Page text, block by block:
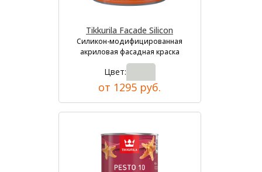
Tikkurila Facade Silicon
Силикон-модифицированная
акриловая фасадная краска
Цвет:
от 1295 руб.